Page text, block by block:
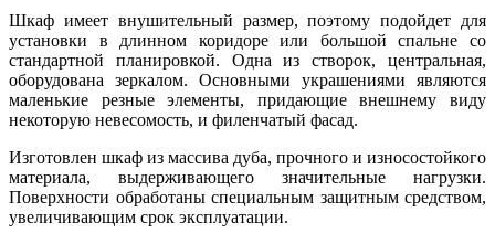
Шкаф имеет внушительный размер, поэтому подойдет для
установки в длинном коридоре или большой спальне со
стандартной планировкой. Одна из створок, центральная,
оборудована зеркалом. Основными украшениями являются
маленькие резные элементы, придающие внешнему виду
некоторую невесомость, и филенчатый фасад.
Изготовлен шкаф из массива дуба, прочного и износостойкого
материала, выдерживающего значительные нагрузки.
Поверхности обработаны специальным защитным средством,
увеличивающим срок эксплуатации.